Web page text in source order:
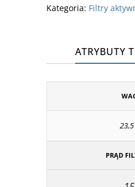
Kategoria: Filtry
ATRYBUTY
PRĄD